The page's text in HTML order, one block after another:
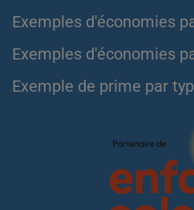
Exemples d'économies
Exemples d'économies
Exemple de prime par